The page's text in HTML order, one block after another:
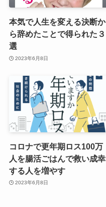
本気で人生を変える決断か
ら辞めたことで得られた３
選
2023年6月8日
コロナで更年期ロス100万
人を腸活ごはんで救い成幸
する人を増やす
2023年6月8日